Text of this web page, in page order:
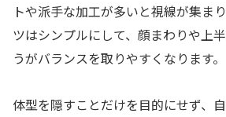
トや派手な加工が多いと視線が集ま
ツはシンプルにして、顔まわりや上
うがバランスを取りやすくなります。
体型を隠すことだけを目的にせず、